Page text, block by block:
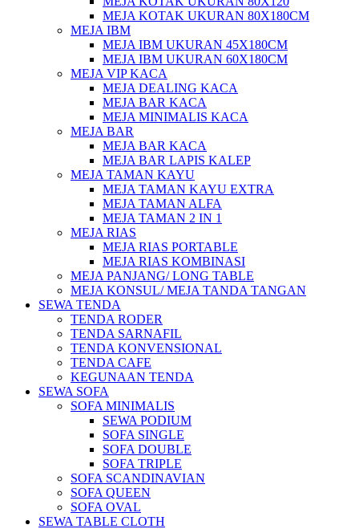
MEJA KOTAK UKURAN 80X180CM
MEJA IBM
MEJA IBM UKURAN 45X180CM
MEJA IBM UKURAN 60X180CM
MEJA VIP KACA
MEJA DEALING KACA
MEJA BAR KACA
MEJA MINIMALIS KACA
MEJA BAR
MEJA BAR KACA
MEJA BAR LAPIS KALEP
MEJA TAMAN KAYU
MEJA TAMAN KAYU EXTRA
MEJA TAMAN ALFA
MEJA TAMAN 2 IN 1
MEJA RIAS
MEJA RIAS PORTABLE
MEJA RIAS KOMBINASI
MEJA PANJANG/ LONG TABLE
MEJA KONSUL/ MEJA TANDA TANGAN
SEWA TENDA
TENDA RODER
TENDA SARNAFIL
TENDA KONVENSIONAL
TENDA CAFE
KEGUNAAN TENDA
SEWA SOFA
SOFA MINIMALIS
SEWA PODIUM
SOFA SINGLE
SOFA DOUBLE
SOFA TRIPLE
SOFA SCANDINAVIAN
SOFA QUEEN
SOFA OVAL
SEWA TABLE CLOTH